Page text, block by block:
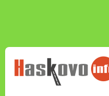
НОВИНИТЕ НА
HASKOVO.INFO